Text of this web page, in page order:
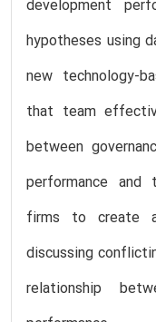
development
hypotheses using
new technology-
that team
between
performance
firms to create
discussing
relationship